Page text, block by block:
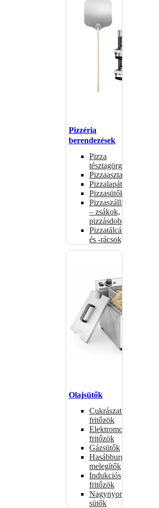
Pizzéria
berendezések
Pizza
tésztagörgők
Pizzaasztalok
Pizzalapátok
Pizzasütők
Pizzaszállítás
– zsákok,
pizzásdobozok
Pizzatálcák
és -rácsok
Olajsütők
Cukrászati
fritőzök
Elektromos
fritőzök
Gázsütők
Hasábburgonya
melegítők
Indukciós
fritőzök
Nagynyomású
sütők